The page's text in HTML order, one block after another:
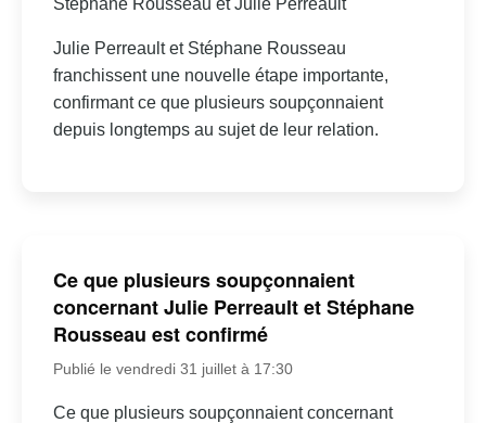
Stéphane Rousseau et Julie Perreault
Julie Perreault et Stéphane Rousseau
franchissent une nouvelle étape importante,
confirmant ce que plusieurs soupçonnaient
depuis longtemps au sujet de leur relation.
Ce que plusieurs soupçonnaient
concernant Julie Perreault et Stéphane
Rousseau est confirmé
Publié le vendredi 31 juillet à 17:30
Ce que plusieurs soupçonnaient concernant